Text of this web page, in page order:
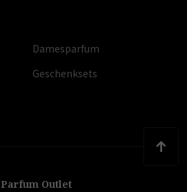
Damesparfum
Geschenksets
Parfum Outlet